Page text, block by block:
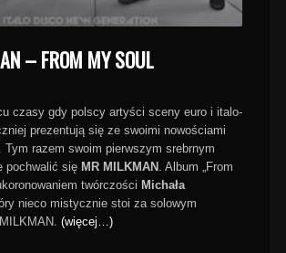
– FROM MY SOUL
czasy gdy polscy artyści sceny euro i italo-
prezentują się ze swoimi nowościami
Tym razem swoim pierwszym srebrnym
pochwalić się MR MILKMAN . Album „From
twórczości Michała
nieco mistycznie stoi za solowym
(więcej…)